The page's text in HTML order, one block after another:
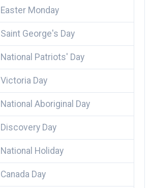
Easter Monday
Saint George's Day
National Patriots' Day
Victoria Day
National Aboriginal Day
Discovery Day
National Holiday
Canada Day